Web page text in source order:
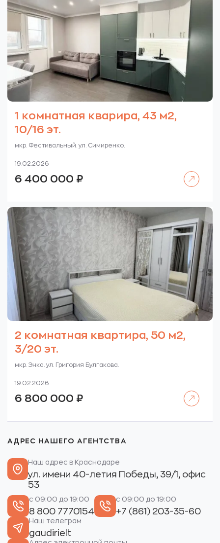
1 комнатная кварира, 43 м2,
10/16 эт.
мкр. Фестивальный. ул. Симиренко.
19.02.2026
6 400 000 ₽
2 комнатная квартира, 50 м2,
3/20 эт.
мкр. Энка. ул. Григория Булгакова.
19.02.2026
6 800 000 ₽
АДРЕС НАШЕГО АГЕНТСТВА
Наш адрес в Краснодаре
ул. имени 40-летия Победы, 39/1, офис
53
с 09:00 до 19:00
8 800 7770154
с 09:00 до 19:00
+7 (861) 203-35-60
Наш телеграм
gaudirielt